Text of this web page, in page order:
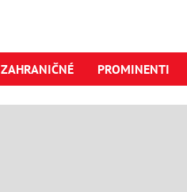
ZAHRANIČNÉ PROMINENTI